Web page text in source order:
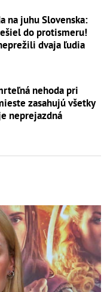
na juhu Slovenska:
do protismeru!
dvaja ľudia
nehoda pri
zasahujú všetky
neprejazdná